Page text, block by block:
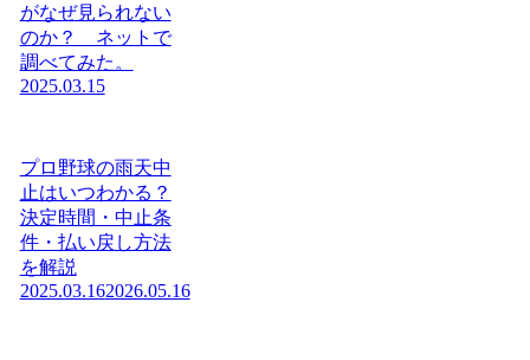
がなぜ見られない
のか？ ネットで
調べてみた。
2025.03.15
プロ野球の雨天中
止はいつわかる？
決定時間・中止条
件・払い戻し方法
を解説
2025.03.162026.05.16